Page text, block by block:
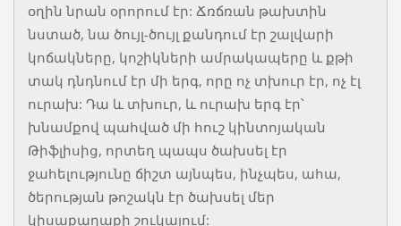
օղին նրան օրորում էր: Ճռճռան թախտին
նստած, նա ծույլ-ծույլ քանդում էր շալվարի
կոճակները, կոշիկների ամրակապերը և քթի
տակ դնդնում էր մի երգ, որը ոչ տխուր էր, ոչ էլ
ուրախ: Դա և տխուր, և ուրախ երգ էր՝
խնամքով պահված մի հուշ կինտոյական
Թիֆլիսից, որտեղ պապս ծախսել էր
ջահելությունը ճիշտ այնպես, ինչպես, ահա,
ծերության թոշակն էր ծախսել մեր
կիսաքաղաքի շուկայում: